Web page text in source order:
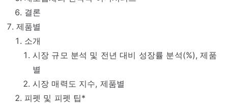
결론
제품별
소개
시장 규모 분석 및 전년 대비 성장률 분석(%), 제품
별
시장 매력도 지수, 제품별
피펫 및 피펫 팁*